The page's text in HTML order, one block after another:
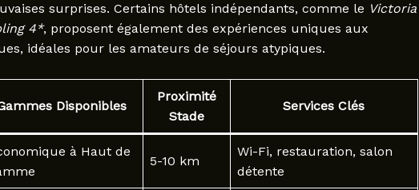
surprises. Certains hôtels indépendants, comme le Victoria
4*, proposent également des expériences uniques aux
idéales pour les amateurs de séjours atypiques.
Disponibles
Proximité
Stade
Services Clés
à Haut de
5-10 km
Wi-Fi, restauration, salon
détente